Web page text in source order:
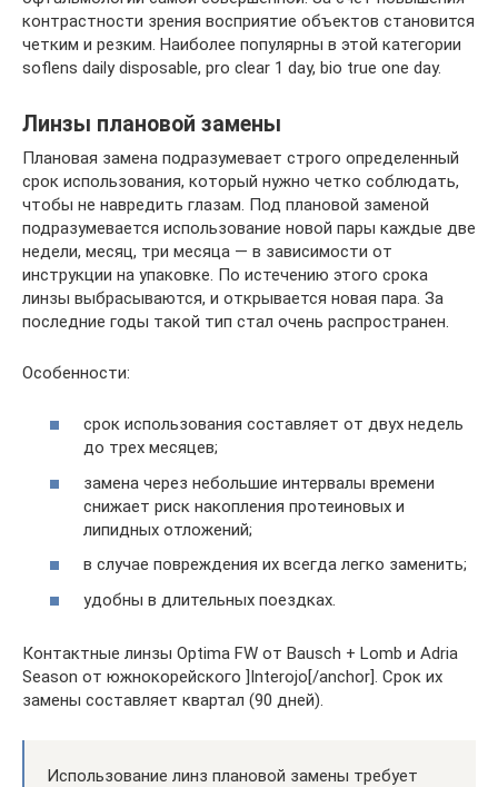
контрастности зрения восприятие объектов становится
четким и резким. Наиболее популярны в этой категории
soflens daily disposable, pro clear 1 day, bio true one day.
Линзы плановой замены
Плановая замена подразумевает строго определенный
срок использования, который нужно четко соблюдать,
чтобы не навредить глазам. Под плановой заменой
подразумевается использование новой пары каждые две
недели, месяц, три месяца — в зависимости от
инструкции на упаковке. По истечению этого срока
линзы выбрасываются, и открывается новая пара. За
последние годы такой тип стал очень распространен.
Особенности:
срок использования составляет от двух недель
до трех месяцев;
замена через небольшие интервалы времени
снижает риск накопления протеиновых и
липидных отложений;
в случае повреждения их всегда легко заменить;
удобны в длительных поездках.
Контактные линзы Optima FW от Bausch + Lomb и Adria
Season от южнокорейского ]Interojo[/anchor]. Срок их
замены составляет квартал (90 дней).
Использование линз плановой замены требует